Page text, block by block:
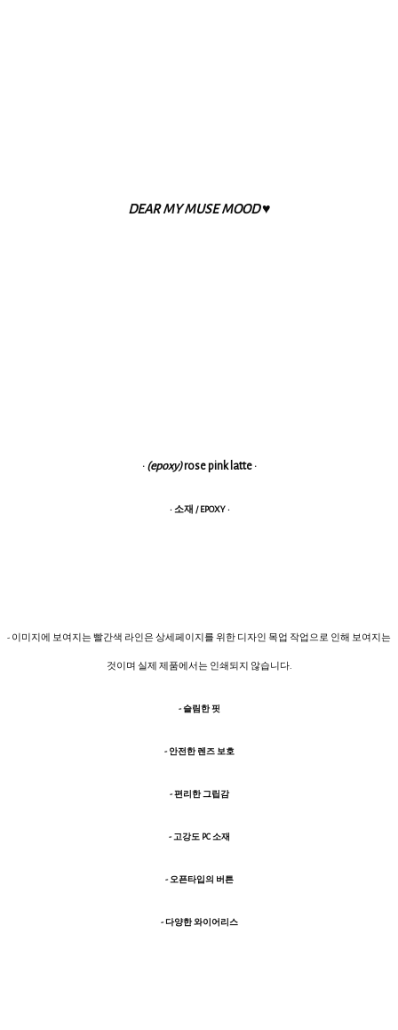
DEAR MY MUSE MOOD ♥
· (epoxy)rose pink latte ·
· 소재 / EPOXY ·
- 이미지에 보여지는 빨간색 라인은 상세페이지를 위한 디자인 목업 작업으로 인해 보여지는
것이며 실제 제품에서는 인쇄되지 않습니다.
- 슬림한 핏
- 안전한 렌즈 보호
- 편리한 그립감
- 고강도 PC 소재
- 오픈타입의 버튼
- 다양한 와이어리스